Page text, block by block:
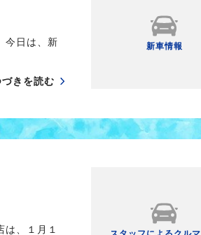
今日は、新
づきを読む
新車情報
、１月１